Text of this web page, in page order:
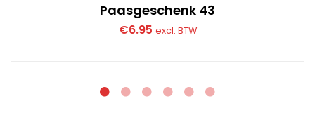
Paasgeschenk 43
€6.95 excl. BTW